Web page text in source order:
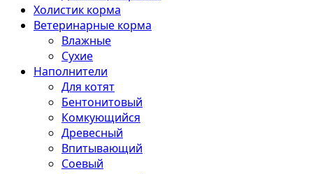
Холистик корма
Ветеринарные корма
Влажные
Сухие
Наполнители
Для котят
Бентонитовый
Комкующийся
Древесный
Впитывающий
Соевый